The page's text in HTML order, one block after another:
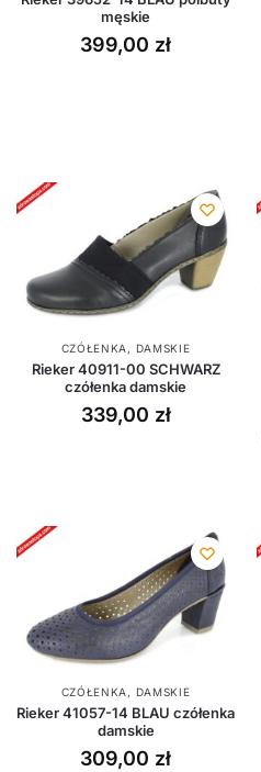
męskie
399,00 zł
CZÓŁENKA , DAMSKIE
Rieker 40911-00 SCHWARZ
czółenka damskie
339,00 zł
CZÓŁENKA , DAMSKIE
Rieker 41057-14 BLAU czółenka
damskie
309,00 zł